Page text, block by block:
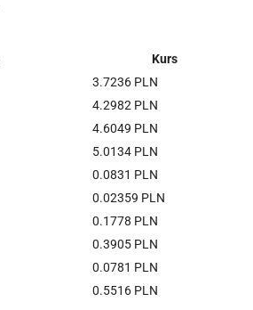
Kurs
3.7236 PLN
4.2982 PLN
4.6049 PLN
5.0134 PLN
0.0831 PLN
0.02359 PLN
0.1778 PLN
0.3905 PLN
0.0781 PLN
0.5516 PLN